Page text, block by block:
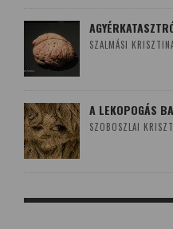
SZALMÁSI
A LEKOPOGÁS
SZOBOSZLAI